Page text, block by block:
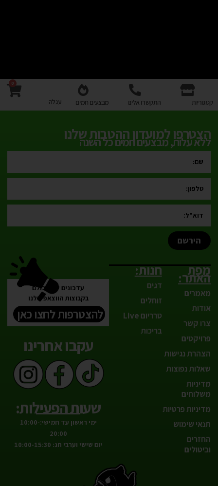
קטגוריות התקשרו אלינו מבצעים חמים
0
עגלה
הצטרפו למועדון ההטבות שלנו
ללא עלות, מבצעים חמים כל השנה
הירשם
מפת
האתר:
מאמרים
אודות
צרו קשר
פרויקטים
הצהרת נגישות
שאלות נפוצות
מדיניות
משלוחים
מדיניות פרטיות
תנאי שימוש
החזרים
וביטולים
חנות:
דגים
זוחלים
טרריום Live
בריכות
עדכונים לפני כולם
בקבוצות הווצאפ שלנו
להצטרפות לחצו כאן
עקבו אחרינו
שעות הפעילות:
ימי ראשון עד חמישי:10:00-
20:00
יום שישי וערבי חג: 10:00-15:30